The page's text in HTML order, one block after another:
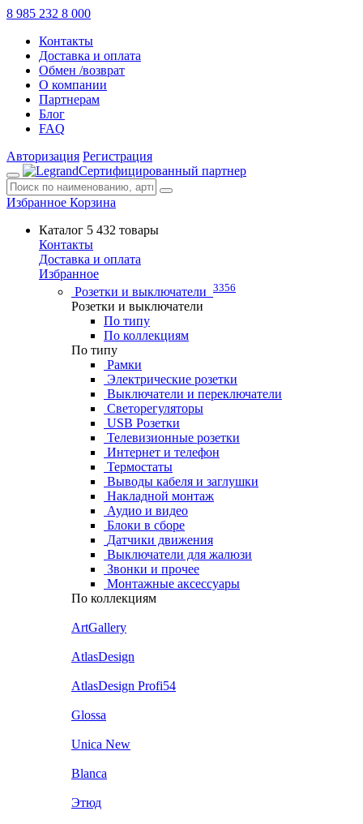
8 985 232 8 000
Контакты
Доставка и оплата
Обмен /возврат
О компании
Партнерам
Блог
FAQ
Авторизация Регистрация
Сертифицированный партнер
Избранное Корзина
Каталог 5 432 товары
Контакты
Доставка и оплата
Избранное
Розетки и выключатели 3356
Розетки и выключатели
По типу
По коллекциям
По типу
Рамки
Электрические розетки
Выключатели и переключатели
Светорегуляторы
USB Розетки
Телевизионные розетки
Интернет и телефон
Термостаты
Выводы кабеля и заглушки
Накладной монтаж
Аудио и видео
Блоки в сборе
Датчики движения
Выключатели для жалюзи
Звонки и прочее
Монтажные аксессуары
По коллекциям
ArtGallery
AtlasDesign
AtlasDesign Profi54
Glossa
Unica New
Blanca
Этюд